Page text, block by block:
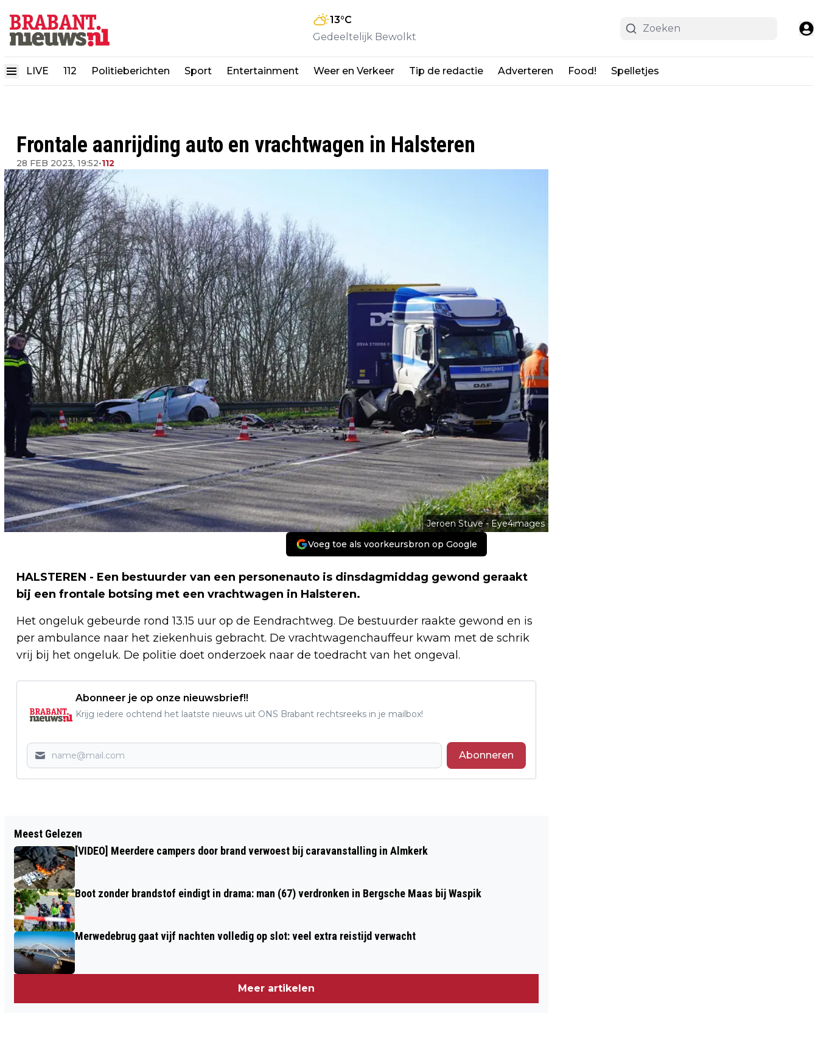
13°C
Gedeeltelijk Bewolkt
LIVE 112 Politieberichten Sport Entertainment Weer en Verkeer Tip de redactie Adverteren Food! Spelletjes
Frontale aanrijding auto en vrachtwagen in Halsteren
28 FEB 2023, 19:52•112
Jeroen Stuve - Eye4images
Voeg toe als voorkeursbron op Google
HALSTEREN - Een bestuurder van een personenauto is dinsdagmiddag gewond geraakt
bij een frontale botsing met een vrachtwagen in Halsteren.
Het ongeluk gebeurde rond 13.15 uur op de Eendrachtweg. De bestuurder raakte gewond en is
per ambulance naar het ziekenhuis gebracht. De vrachtwagenchauffeur kwam met de schrik
vrij bij het ongeluk. De politie doet onderzoek naar de toedracht van het ongeval.
Abonneer je op onze nieuwsbrief!!
Krijg iedere ochtend het laatste nieuws uit ONS Brabant rechtsreeks in je mailbox!
Abonneren
[FOTOSERIE] RKC VERLIEST BESLOTEN
OEFENWEDSTRIJD TEGEN FC
EINDHOVEN
DONDERDAG NOG STEEDS MOEIZAAM
Meest Gelezen
[VIDEO] Meerdere campers door brand verwoest bij caravanstalling in Almkerk
Boot zonder brandstof eindigt in drama: man (67) verdronken in Bergsche Maas bij Waspik
Merwedebrug gaat vijf nachten volledig op slot: veel extra reistijd verwacht
Meer artikelen